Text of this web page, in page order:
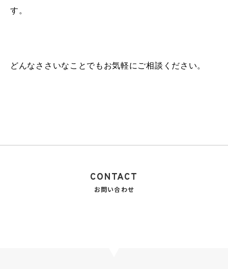
す。
どんなささいなことでもお気軽にご相談ください。
CONTACT
お問い合わせ